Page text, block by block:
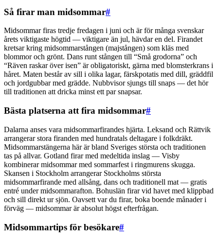
Så firar man midsommar#
Midsommar firas tredje fredagen i juni och är för många svenskar
årets viktigaste högtid — viktigare än jul, hävdar en del. Firandet
kretsar kring midsommarstången (majstången) som kläs med
blommor och grönt. Dans runt stången till “Små grodorna” och
“Räven raskar över isen” är obligatoriskt, gärna med blomsterkrans i
håret. Maten består av sill i olika lagar, färskpotatis med dill, gräddfil
och jordgubbar med grädde. Nubbvisor sjungs till snaps — det hör
till traditionen att dricka minst ett par snapsar.
Bästa platserna att fira midsommar#
Dalarna anses vara midsommarfirandes hjärta. Leksand och Rättvik
arrangerar stora firanden med hundratals deltagare i folkdräkt.
Midsommarstängerna här är bland Sveriges största och traditionen
tas på allvar. Gotland firar med medeltida inslag — Visby
kombinerar midsommar med sommarfest i ringmurens skugga.
Skansen i Stockholm arrangerar Stockholms största
midsommarfirande med allsång, dans och traditionell mat — gratis
entré under midsommarafton. Bohuslän firar vid havet med klippbad
och sill direkt ur sjön. Oavsett var du firar, boka boende månader i
förväg — midsommar är absolut högst efterfrågan.
Midsommartips för besökare#